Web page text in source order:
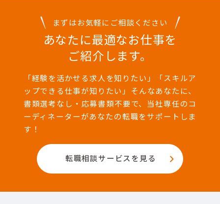
まずはお気軽にご相談ください
あなたに最適なお仕事を
ご紹介します。
「経験を活かせる求人を知りたい」「スキルア
ップできる仕事が知りたい」そんなあなたに、
書類選考なし・応募書類不要で、当社専任のコ
ーディネーターがあなたの転職をサポートしま
す！
転職相談サービスを見る